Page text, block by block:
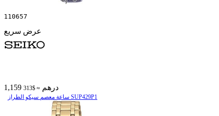
110657
عرض سريع
1,159 درهم ≈ $313
ساعة معصم سیکو الطراز SUP429P1